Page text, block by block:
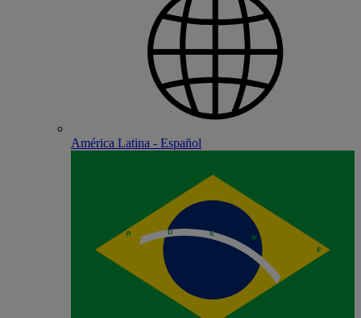
América Latina - Español